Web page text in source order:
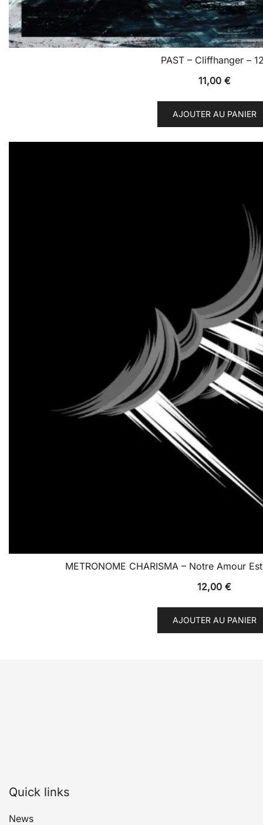
PAST – Cliffhanger –
11,00 €
AJOUTER AU PANIER
METRONOME CHARISMA – Notre Amour
12,00 €
AJOUTER AU PANIER
Quick links
News